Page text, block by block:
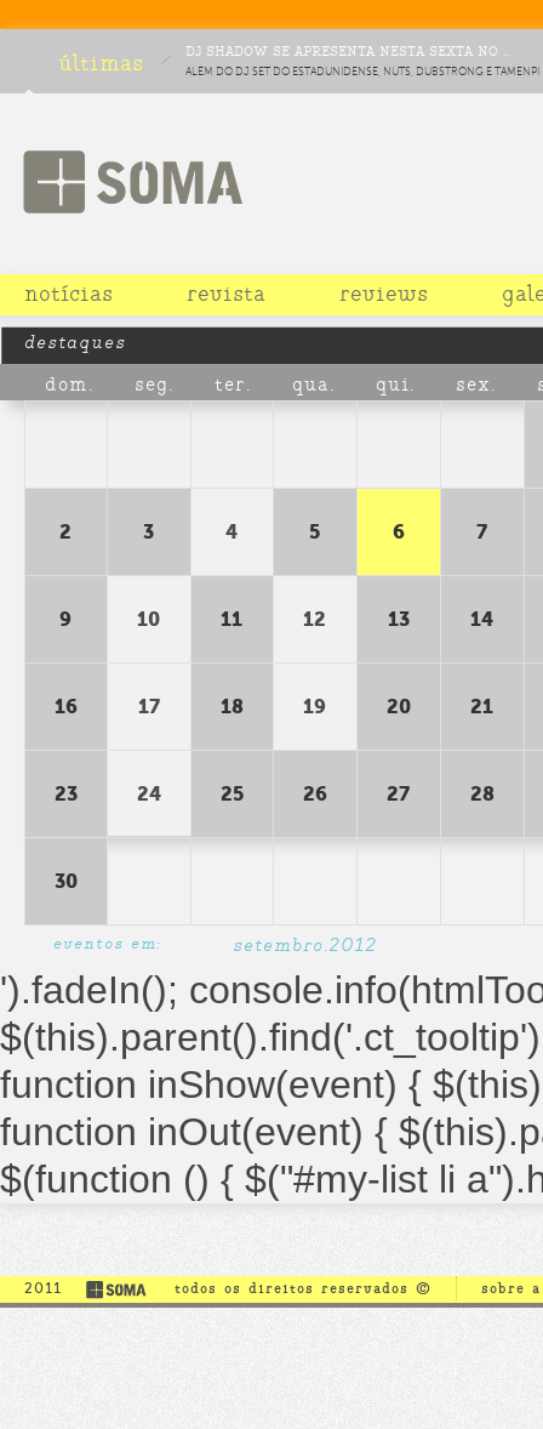
últimas DJ SHADOW SE APRESENTA NESTA SEXTA NO ...
ALÉM DO DJ SET DO ESTADUNIDENSE, NUTS, DUBSTRONG E TAMENPI
COMPLETAM O LINEUP DA COMEMORAÇÃO DE DEZ ANOS DA FESTA
notícias revista reviews
destaques
dom. seg. ter. qua. qui. sex.
2 3 4 5 6 7
9 10 11 12 13 14
16 17 18 19 20 21
23 24 25 26 27 28
30
eventos em: setembro.2012
').fadeIn();
function inShow(event) {
function inOut(event) {
$(function () { $("#my-list li
2011 todos os direitos reservados © sobre